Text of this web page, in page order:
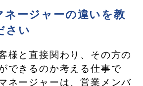
ネージャーの違いを教
さい
様と直接関わり、その方の
できるのか考える仕事で
ネージャーは、営業メンバ